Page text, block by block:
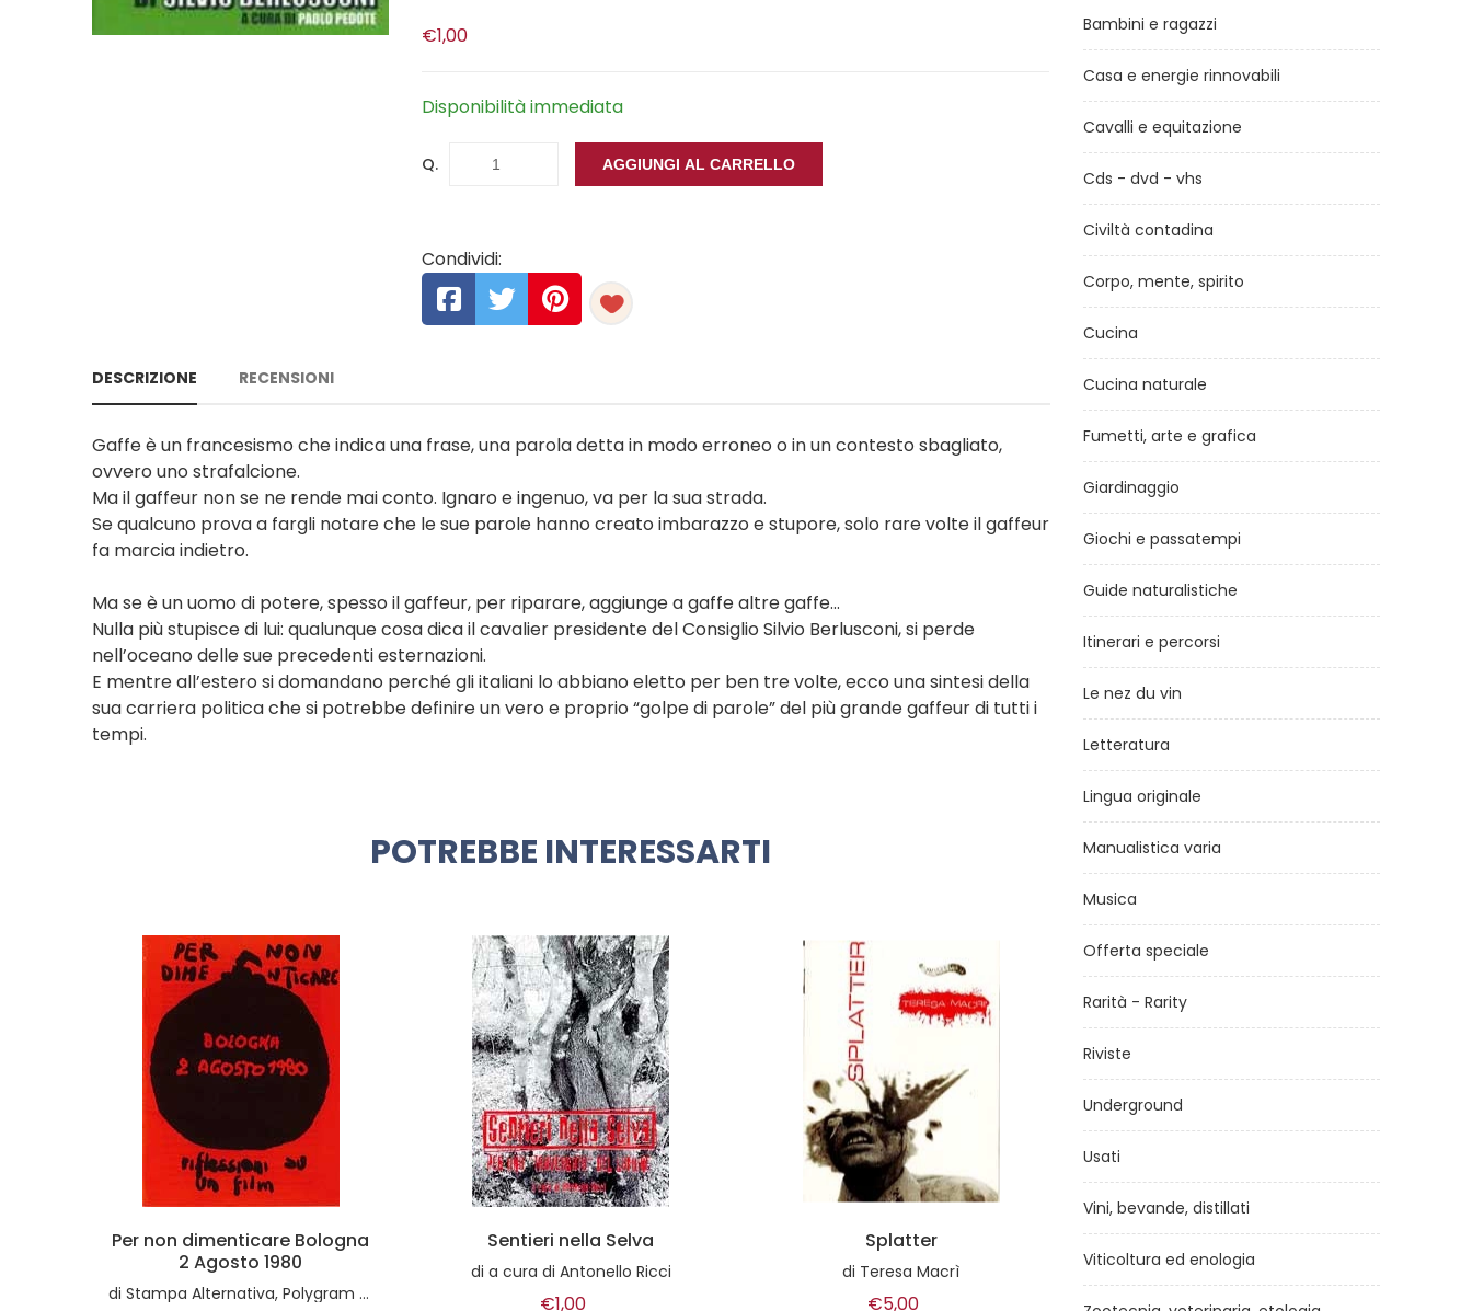
€1,00
Disponibilità immediata
Q. AGGIUNGI AL CARRELLO
Condividi:
DESCRIZIONE RECENSIONI
Gaffe è un francesismo che indica una frase, una parola detta in modo erroneo o in un contesto sbagliato,
ovvero uno strafalcione.
Ma il gaffeur non se ne rende mai conto. Ignaro e ingenuo, va per la sua strada.
Se qualcuno prova a fargli notare che le sue parole hanno creato imbarazzo e stupore, solo rare volte il gaffeur
fa marcia indietro.
Ma se è un uomo di potere, spesso il gaffeur, per riparare, aggiunge a gaffe altre gaffe...
Nulla più stupisce di lui: qualunque cosa dica il cavalier presidente del Consiglio Silvio Berlusconi, si perde
nell’oceano delle sue precedenti esternazioni.
E mentre all’estero si domandano perché gli italiani lo abbiano eletto per ben tre volte, ecco una sintesi della
sua carriera politica che si potrebbe definire un vero e proprio “golpe di parole” del più grande gaffeur di tutti i
tempi.
POTREBBE INTERESSARTI
Sentieri nella Selva
a cura di Antonello Ricci
€1,00
Splatter
diTeresa Macrì
€5,00
ZOE canzoniere per una
barboncina
Marco Lodoli
Il lettore A(r)mato.
Vademecum di autodifesa
Bambini e ragazzi
Casa e energie rinnovabili
Cavalli e equitazione
Cds - dvd - vhs
Civiltà contadina
Corpo, mente, spirito
Cucina
Cucina naturale
Fumetti, arte e grafica
Giardinaggio
Giochi e passatempi
Guide naturalistiche
Itinerari e percorsi
Le nez du vin
Letteratura
Lingua originale
Manualistica varia
Musica
Offerta speciale
Rarità - Rarity
Riviste
Underground
Usati
Vini, bevande, distillati
Viticoltura ed enologia